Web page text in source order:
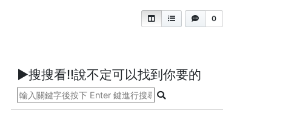
0
►搜搜看!!說不定可以找到你要的